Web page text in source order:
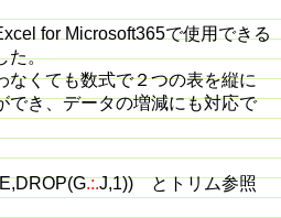
for Microsoft365で使用できる
た。
なくても数式で２つの表を縦に
でき、データの増減にも対応で
E,DROP(G.:.J,1)) とトリム参照